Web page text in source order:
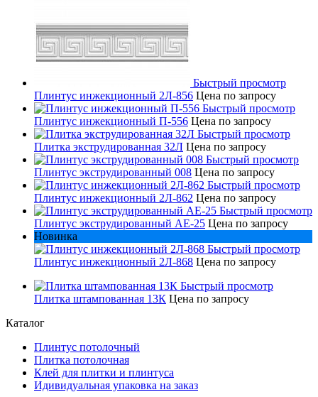
Быстрый просмотр
Плинтус инжекционный 2Л-856 Цена по запросу
Быстрый просмотр
Плинтус инжекционный П-556 Цена по запросу
Быстрый просмотр
Плитка экструдированная 32Л Цена по запросу
Быстрый просмотр
Плинтус экструдированный 008 Цена по запросу
Быстрый просмотр
Плинтус инжекционный 2Л-862 Цена по запросу
Быстрый просмотр
Плинтус экструдированный AE-25 Цена по запросу
Новинка
Быстрый просмотр
Плинтус инжекционный 2Л-868 Цена по запросу
Быстрый просмотр
Плитка штампованная 13К Цена по запросу
Каталог
Плинтус потолочный
Плитка потолочная
Клей для плитки и плинтуса
Идивидуальная упаковка на заказ